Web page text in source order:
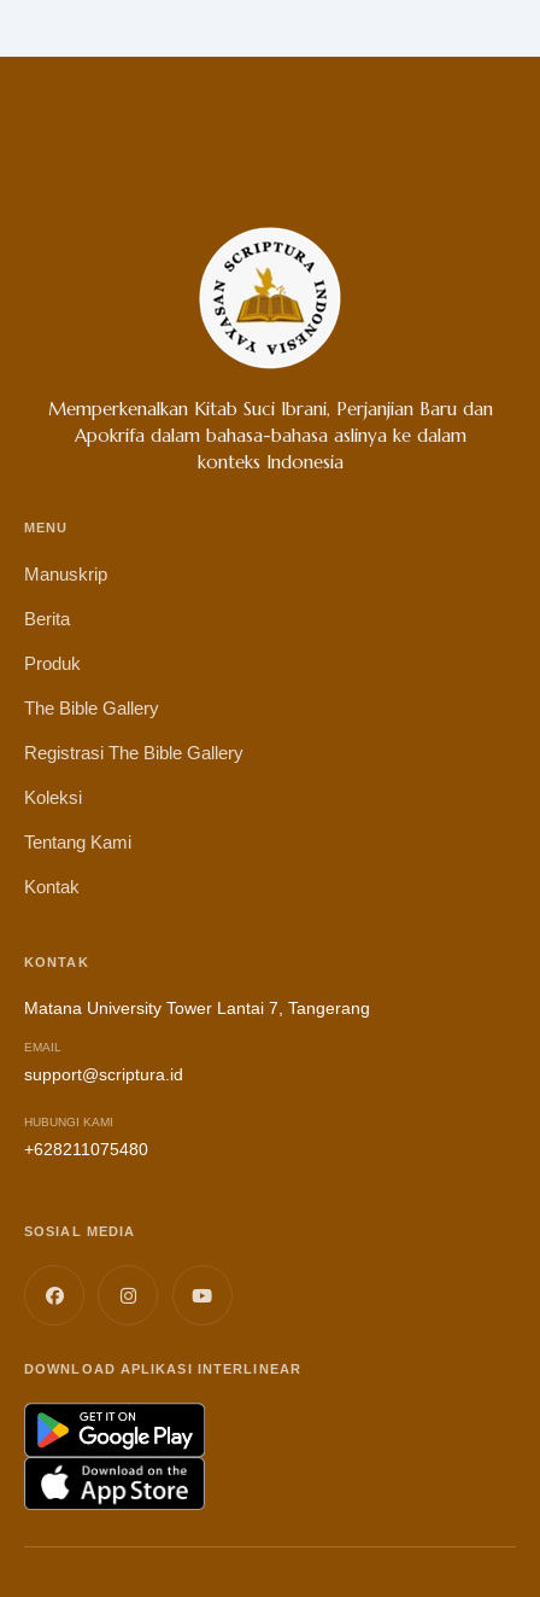
Memperkenalkan Kitab Suci Ibrani, Perjanjian Baru dan
Apokrifa dalam bahasa-bahasa aslinya ke dalam
konteks Indonesia
MENU
Manuskrip
Berita
Produk
The Bible Gallery
Registrasi The Bible Gallery
Koleksi
Tentang Kami
Kontak
KONTAK
Matana University Tower Lantai 7, Tangerang
EMAIL
support@scriptura.id
HUBUNGI KAMI
+628211075480
SOSIAL MEDIA
DOWNLOAD APLIKASI INTERLINEAR